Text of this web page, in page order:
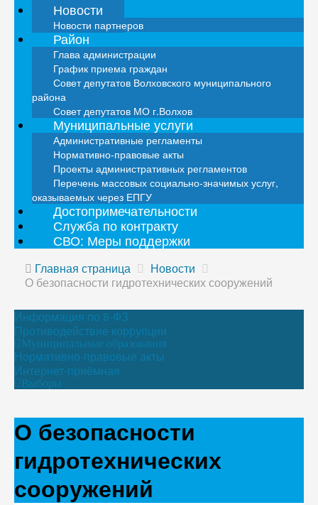
Новости
Новости партнеров
Район
Глава администрации
График приема граждан
Совет депутатов Волховского муниципального
района
Совет депутатов МО г.Волхов
Муниципальные услуги
Административные регламенты
Нормативно-правовые акты
Проекты административных регламентов
Перечень массовых социально-значимых услуг,
оказываемых через ЕПГУ
Достопримечательности
Служба по контракту
СВО: Меры поддержки
Главная страница
Новости
О безопасности гидротехнических сооружений
Информация по 8-ФЗ
Противодействие коррупции
Муниципальные образования
Нормативно-правовые акты
Интернет-приёмная
Выборы
О безопасности
гидротехнических
сооружений